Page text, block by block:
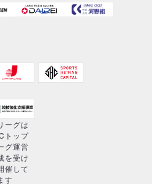
ーグは
トップ
グ運営
を受け
催して
す